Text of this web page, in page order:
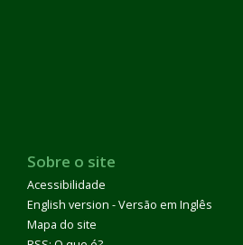
Sobre o site
Acessibilidade
English version - Versão em Inglês
Mapa do site